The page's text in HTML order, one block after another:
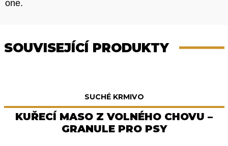
one.
SOUVISEJÍCÍ PRODUKTY
SUCHÉ KRMIVO
KUŘECÍ MASO Z VOLNÉHO CHOVU –
GRANULE PRO PSY